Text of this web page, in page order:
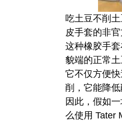
吃土豆不削
皮手套的非
这种橡胶手
貌端的正常
它不仅方便
削，它能降
因此，假如
么使用 Tater